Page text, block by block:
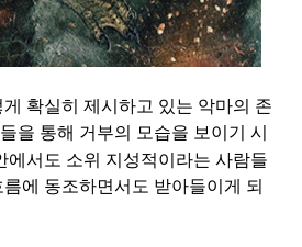
확실히 제시하고 있는 악마의 존
을 통해 거부의 모습을 보이기 시
에서도 소위 지성적이라는 사람들
에 동조하면서도 받아들이게 되